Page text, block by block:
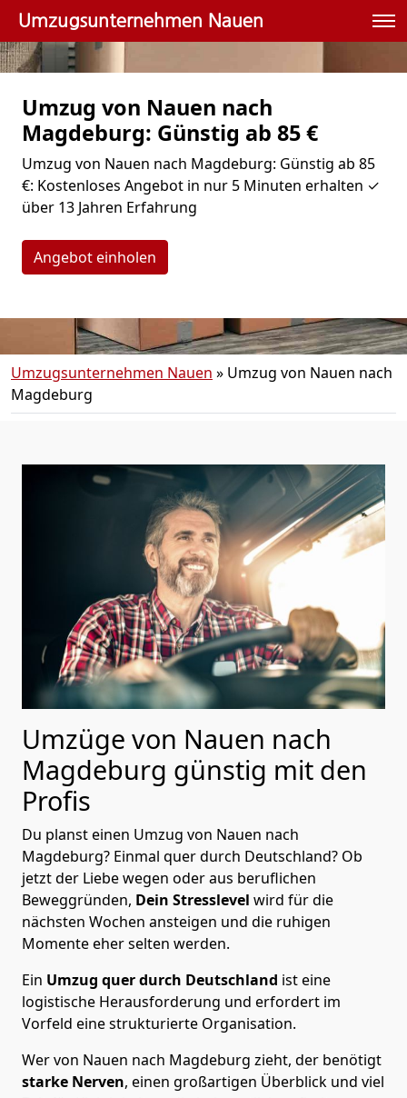
Umzugsunternehmen Nauen
Umzug von Nauen nach
Magdeburg: Günstig ab 85 €
Umzug von Nauen nach Magdeburg: Günstig ab 85
€: Kostenloses Angebot in nur 5 Minuten erhalten ✓
über 13 Jahren Erfahrung
Angebot einholen
Umzugsunternehmen Nauen » Umzug von Nauen nach
Magdeburg
Umzüge von Nauen nach
Magdeburg günstig mit den
Profis
Du planst einen Umzug von Nauen nach
Magdeburg? Einmal quer durch Deutschland? Ob
jetzt der Liebe wegen oder aus beruflichen
Beweggründen, Dein Stresslevel wird für die
nächsten Wochen ansteigen und die ruhigen
Momente eher selten werden.
Ein Umzug quer durch Deutschland ist eine
logistische Herausforderung und erfordert im
Vorfeld eine strukturierte Organisation.
Wer von Nauen nach Magdeburg zieht, der benötigt
starke Nerven, einen großartigen Überblick und viel